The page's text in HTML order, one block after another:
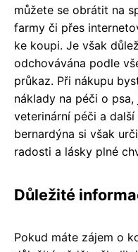
můžete se obrátit na
farmy či přes
ke koupi. Je však
odchovávána podle
průkaz. Při nákupu
náklady na péči o
veterinární péči a
bernardýna si však
radosti a lásky plné
Důležité
Pokud máte zájem o